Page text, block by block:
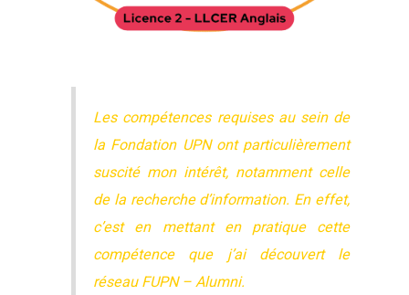
Les compétences requises au sein de
la Fondation UPN ont particulièrement
suscité mon intérêt, notamment celle
de la recherche d’information. En effet,
c’est en mettant en pratique cette
compétence que j’ai découvert le
réseau FUPN – Alumni.